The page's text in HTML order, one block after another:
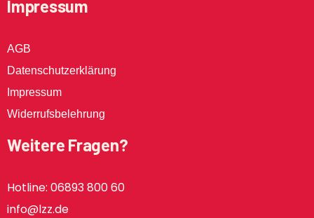
Impressum
AGB
Datenschutzerklärung
Impressum
Widerrufsbelehrung
Weitere Fragen?
Hotline: 06893 800 60
info@lzz.de